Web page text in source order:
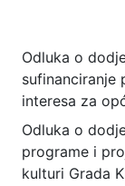
Odluka o
sufinanciranje
interesa za
Odluka o
programe i
kulturi Grada